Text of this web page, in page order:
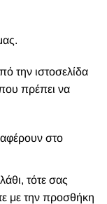
την ιστοσελίδα
πρέπει να
στο
τότε σας
με την προσθήκη